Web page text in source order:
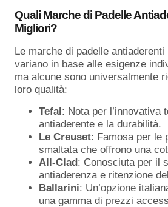
Quali Marche di Padelle
Migliori?
Le marche di padelle
variano in base alle esigenze
ma alcune sono universalmente
loro qualità:
Tefal: Nota per l’innovativa
antiaderente e la durabilità.
Le Creuset: Famosa per le
smaltata che offrono una
All-Clad: Conosciuta per il
antiaderenza e ritenzione
Ballarini: Un’opzione
una gamma di prezzi